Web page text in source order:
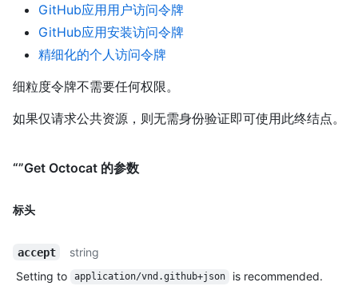
GitHub应用用户访问令牌
GitHub应用安装访问令牌
精细化的个人访问令牌
细粒度令牌不需要任何权限。
如果仅请求公共资源，则无需身份验证即可使用此终结点。
“”Get Octocat 的参数
标头
accept
string
Setting to
application/vnd.github+json is recommended.